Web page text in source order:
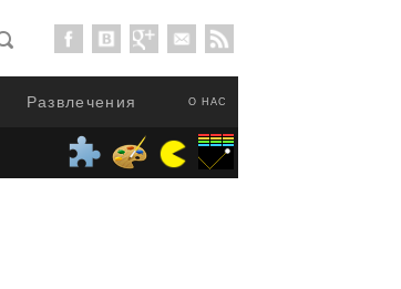
О НАС
Развлечения